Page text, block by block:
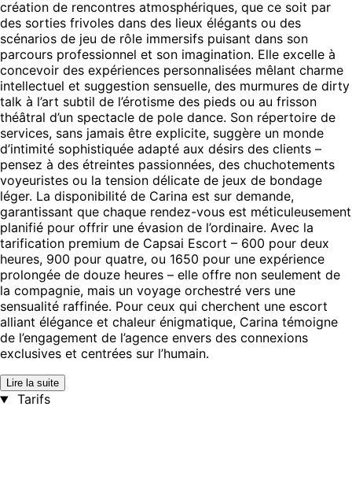
création de rencontres atmosphériques, que ce soit par
des sorties frivoles dans des lieux élégants ou des
scénarios de jeu de rôle immersifs puisant dans son
parcours professionnel et son imagination. Elle excelle à
concevoir des expériences personnalisées mêlant charme
intellectuel et suggestion sensuelle, des murmures de dirty
talk à l’art subtil de l’érotisme des pieds ou au frisson
théâtral d’un spectacle de pole dance. Son répertoire de
services, sans jamais être explicite, suggère un monde
d’intimité sophistiquée adapté aux désirs des clients –
pensez à des étreintes passionnées, des chuchotements
voyeuristes ou la tension délicate de jeux de bondage
léger. La disponibilité de Carina est sur demande,
garantissant que chaque rendez-vous est méticuleusement
planifié pour offrir une évasion de l’ordinaire. Avec la
tarification premium de Capsai Escort – 600 pour deux
heures, 900 pour quatre, ou 1650 pour une expérience
prolongée de douze heures – elle offre non seulement de
la compagnie, mais un voyage orchestré vers une
sensualité raffinée. Pour ceux qui cherchent une escort
alliant élégance et chaleur énigmatique, Carina témoigne
de l’engagement de l’agence envers des connexions
exclusives et centrées sur l’humain.
Lire la suite
Tarifs